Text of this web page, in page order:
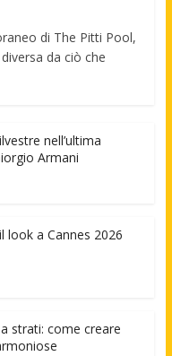
di The Pitti Pool,
da ciò che
nell’ultima
Armani
look a Cannes 2026
strati: come creare